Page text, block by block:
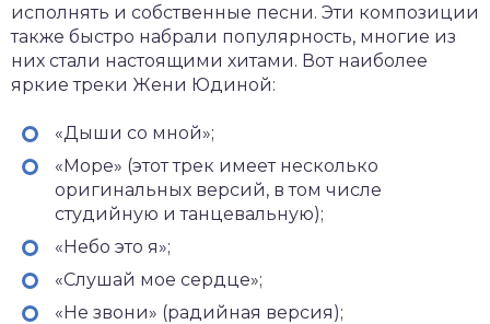
исполнять и собственные песни. Эти композиции
также быстро набрали популярность, многие из
них стали настоящими хитами. Вот наиболее
яркие треки Жени Юдиной:
«Дыши со мной»;
«Море» (этот трек имеет несколько
оригинальных версий, в том числе
студийную и танцевальную);
«Небо это я»;
«Слушай мое сердце»;
«Не звони» (радийная версия);